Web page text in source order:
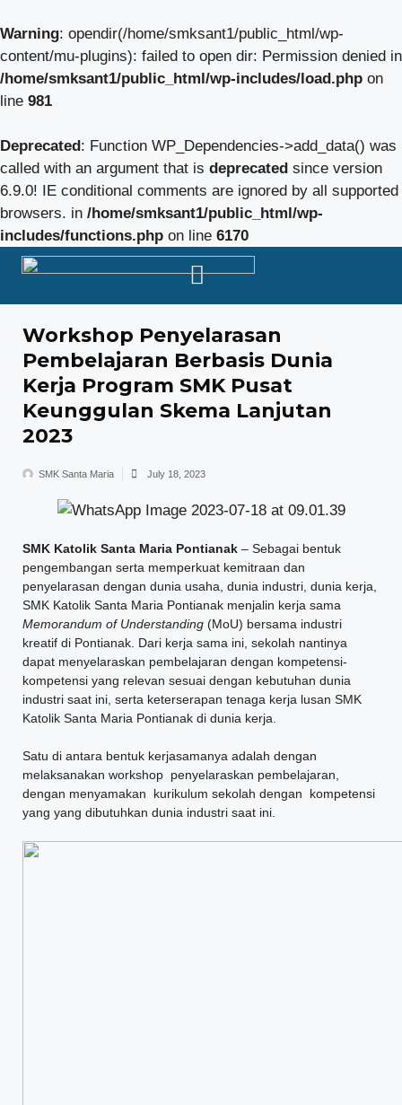
Warning: opendir(/home/smksant1/public_html/wp-
content/mu-plugins): failed to open dir: Permission denied in
/home/smksant1/public_html/wp-includes/load.php on
line 981
Deprecated: Function WP_Dependencies->add_data() was
called with an argument that is deprecated since version
6.9.0! IE conditional comments are ignored by all supported
browsers. in /home/smksant1/public_html/wp-
includes/functions.php on line 6170
Workshop Penyelarasan
Pembelajaran Berbasis Dunia
Kerja Program SMK Pusat
Keunggulan Skema Lanjutan
2023
SMK Santa Maria July 18, 2023
SMK Katolik Santa Maria Pontianak – Sebagai bentuk
pengembangan serta memperkuat kemitraan dan
penyelarasan dengan dunia usaha, dunia industri, dunia kerja,
SMK Katolik Santa Maria Pontianak menjalin kerja sama
Memorandum of Understanding (MoU) bersama industri
kreatif di Pontianak. Dari kerja sama ini, sekolah nantinya
dapat menyelaraskan pembelajaran dengan kompetensi-
kompetensi yang relevan sesuai dengan kebutuhan dunia
industri saat ini, serta keterserapan tenaga kerja lusan SMK
Katolik Santa Maria Pontianak di dunia kerja.
Satu di antara bentuk kerjasamanya adalah dengan
melaksanakan workshop penyelaraskan pembelajaran,
dengan menyamakan kurikulum sekolah dengan kompetensi
yang yang dibutuhkan dunia industri saat ini.